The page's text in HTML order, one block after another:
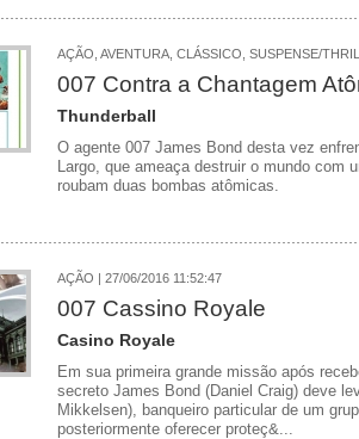
AÇÃO, AVENTURA, CLÁSSICO, SUSPENSE/
007 Contra a Chantagem
Thunderball
O agente 007 James Bond desta vez
Largo, que ameaça destruir o mundo com
roubam duas bombas atômicas.
AÇÃO | 27/06/2016 11:52:47
007 Cassino Royale
Casino Royale
Em sua primeira grande missão após
secreto James Bond (Daniel Craig) deve
Mikkelsen), banqueiro particular de um
posteriormente oferecer proteç&...